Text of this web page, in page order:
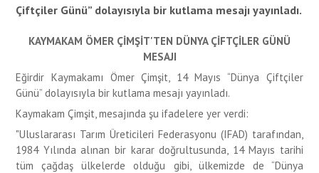
Çiftçiler Günü” dolayısıyla bir kutlama mesajı yayınladı.
KAYMAKAM ÖMER ÇİMŞİT'TEN DÜNYA ÇİFTÇİLER GÜNÜ
MESAJI
Eğirdir Kaymakamı Ömer Çimşit, 14 Mayıs “Dünya Çiftçiler
Günü” dolayısıyla bir kutlama mesajı yayınladı.
Kaymakam Çimşit, mesajında şu ifadelere yer verdi:
"Uluslararası Tarım Üreticileri Federasyonu (IFAD) tarafından,
1984 Yılında alınan bir karar doğrultusunda, 14 Mayıs tarihi
tüm çağdaş ülkelerde olduğu gibi, ülkemizde de “Dünya